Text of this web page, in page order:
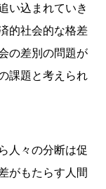
い込まれていき
的社会的な格差
の差別の問題が
課題と考えられ
人々の分断は促
がもたらす人間